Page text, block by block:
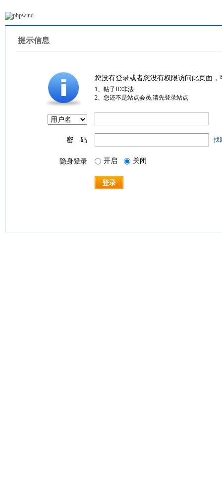
提示信息
您没有登录或者您没有权限访问此页面
1、帖子ID非法
2、您还不是站点会员,请先登录站点
密 码 找
隐身登录 开启 关闭
登录